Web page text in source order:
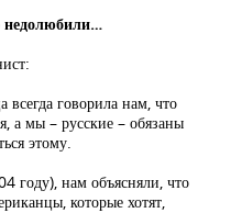
недолюбили…
всегда говорила нам, что
а мы – русские – обязаны
этому.
году), нам объясняли, что
которые хотят,